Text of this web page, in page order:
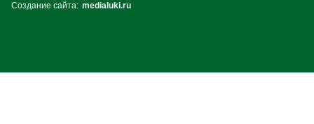
Создание сайта: medialuki.ru